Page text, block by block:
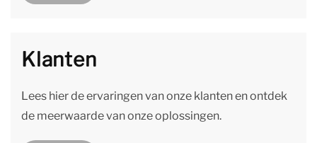
Klanten
Lees hier de ervaringen van onze klanten en ontdek
de meerwaarde van onze oplossingen.